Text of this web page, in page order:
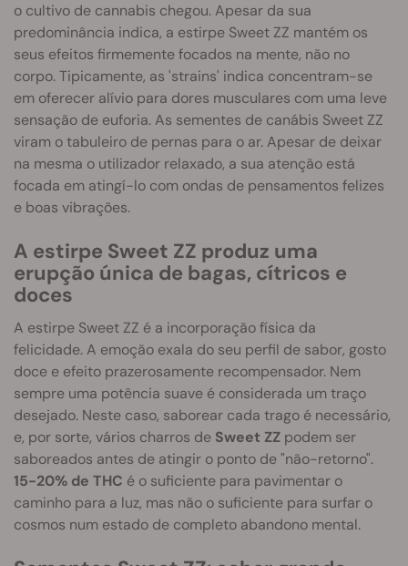
o cultivo de cannabis chegou. Apesar da sua
predominância indica, a estirpe Sweet ZZ mantém os
seus efeitos firmemente focados na mente, não no
corpo. Tipicamente, as 'strains' indica concentram-se
em oferecer alívio para dores musculares com uma leve
sensação de euforia. As sementes de canábis Sweet ZZ
viram o tabuleiro de pernas para o ar. Apesar de deixar
na mesma o utilizador relaxado, a sua atenção está
focada em atingí-lo com ondas de pensamentos felizes
e boas vibrações.
A estirpe Sweet ZZ produz uma
erupção única de bagas, cítricos e
doces
A estirpe Sweet ZZ é a incorporação física da
felicidade. A emoção exala do seu perfil de sabor, gosto
doce e efeito prazerosamente recompensador. Nem
sempre uma potência suave é considerada um traço
desejado. Neste caso, saborear cada trago é necessário,
e, por sorte, vários charros de Sweet ZZ podem ser
saboreados antes de atingir o ponto de "não-retorno".
15-20% de THC é o suficiente para pavimentar o
caminho para a luz, mas não o suficiente para surfar o
cosmos num estado de completo abandono mental.